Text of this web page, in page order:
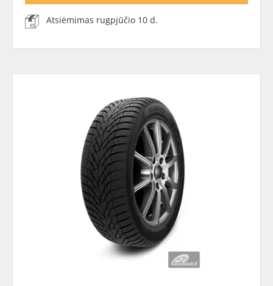
Atsiėmimas rugpjūčio 10 d.